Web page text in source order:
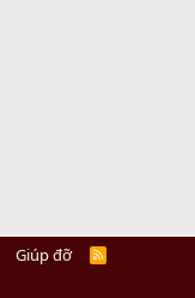
Giúp đỡ
R